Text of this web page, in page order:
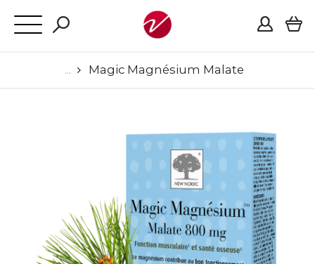
Magic Magnésium Malate